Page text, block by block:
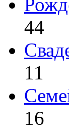
44
11
16